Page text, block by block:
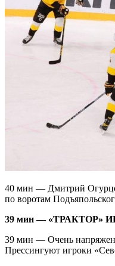
40 мин — Дмитрий
по воротам
39 мин — «ТРАКТОР»
39 мин — Очень
Прессингуют игроки